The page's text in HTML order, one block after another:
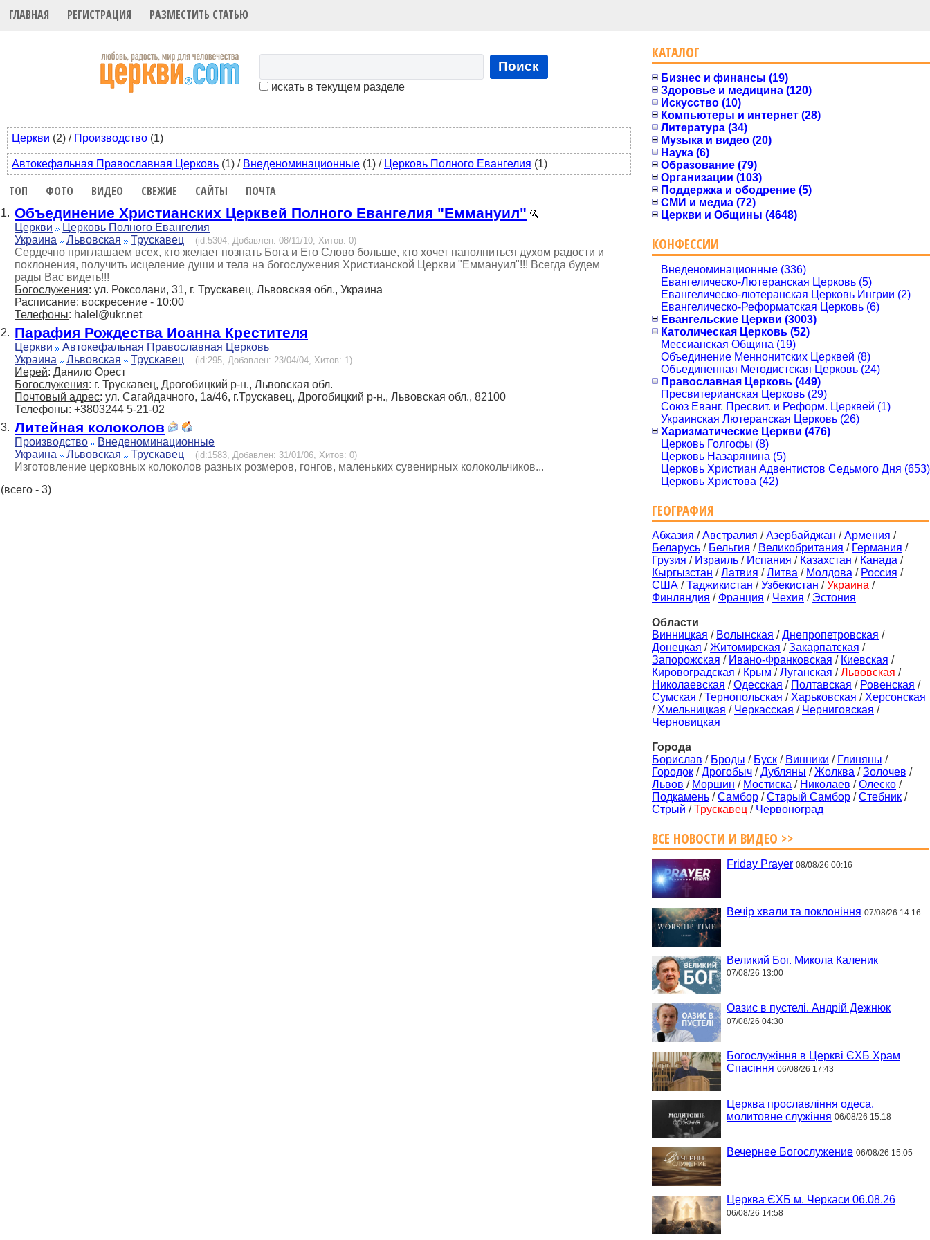
ГЛАВНАЯ РЕГИСТРАЦИЯ РАЗМЕСТИТЬ СТАТЬЮ
Поиск
искать в текущем разделе
Церкви (2) / Производство (1)
Автокефальная Православная Церковь (1) / Внеденоминационные (1) / Церковь Полного Евангелия (1)
ТОП ФОТО ВИДЕО СВЕЖИЕ САЙТЫ ПОЧТА
1. Объединение Христианских Церквей Полного Евангелия "Еммануил"
Церкви
Церковь Полного Евангелия
Украина
Львовская Трускавец (id:5304, Добавлен: 08/11/10, Хитов: 0)
Сердечно приглашаем всех, кто желает познать Бога и Его Слово больше, кто хочет наполниться духом радости и
поклонения, получить исцеление души и тела на богослужения Христианской Церкви "Еммануил"!!! Всегда будем
рады Вас видеть!!!
Богослужения: ул. Роксолани, 31, г. Трускавец, Львовская обл., Украина
Расписание: воскресение - 10:00
Телефоны: halel@ukr.net
2. Парафия Рождества Иоанна Крестителя
Церкви
Автокефальная Православная Церковь
Украина
Львовская Трускавец (id:295, Добавлен: 23/04/04, Хитов: 1)
Иерей: Данило Орест
Богослужения: г. Трускавец, Дрогобицкий р-н., Львовская обл.
Почтовый адрес: ул. Сагайдачного, 1а/46, г.Трускавец, Дрогобицкий р-н., Львовская обл., 82100
Телефоны: +3803244 5-21-02
3. Литейная колоколов
Производство
Внеденоминационные
Украина
Львовская Трускавец (id:1583, Добавлен: 31/01/06, Хитов: 0)
Изготовление церковных колоколов разных розмеров, гонгов, маленьких сувенирных колокольчиков...
(всего - 3)
КАТАЛОГ
Бизнес и финансы (19)
Здоровье и медицина (120)
Искусство (10)
Компьютеры и интернет (28)
Литература (34)
Музыка и видео (20)
Наука (6)
Образование (79)
Организации (103)
Поддержка и ободрение (5)
СМИ и медиа (72)
Церкви и Общины (4648)
КОНФЕССИИ
Внеденоминационные (336)
Евангелическо-Лютеранская Церковь (5)
Евангелическо-лютеранская Церковь Ингрии (2)
Евангелическо-Реформатская Церковь (6)
Евангельские Церкви (3003)
Католическая Церковь (52)
Мессианская Община (19)
Объединение Меннонитских Церквей (8)
Объединенная Методистская Церковь (24)
Православная Церковь (449)
Пресвитерианская Церковь (29)
Союз Еванг. Пресвит. и Реформ. Церквей (1)
Украинская Лютеранская Церковь (26)
Харизматические Церкви (476)
Церковь Голгофы (8)
Церковь Назарянина (5)
Церковь Христиан Адвентистов Седьмого Дня (653)
Церковь Христова (42)
ГЕОГРАФИЯ
Абхазия /Австралия /Азербайджан /Армения /
Беларусь / Бельгия / Великобритания / Германия /
Грузия / Израиль / Испания / Казахстан / Канада /
Кыргызстан /Латвия /Литва / Молдова / Россия /
США /Таджикистан /Узбекистан /Украина /
Финляндия / Франция / Чехия / Эстония
Области
Винницкая / Волынская /Днепропетровская /
Донецкая /Житомирская /Закарпатская /
Запорожская / Ивано-Франковская / Киевская /
Кировоградская / Крым /Луганская /Львовская /
Николаевская /Одесская / Полтавская / Ровенская /
Сумская /Тернопольская / Харьковская / Херсонская
/ Хмельницкая / Черкасская / Черниговская /
Черновицкая
Города
Борислав / Броды / Буск / Винники / Глиняны /
Городок /Дрогобыч /Дубляны /Жолква /Золочев /
Львов / Моршин / Мостиска / Николаев /Олеско /
Подкамень /Самбор /Старый Самбор /Стебник /
Стрый /Трускавец / Червоноград
ВСЕ НОВОСТИ И ВИДЕО >>
Friday Prayer 08/08/26 00:16
Вечір хвали та поклоніння 07/08/26 14:16
Великий Бог. Микола Каленик
07/08/26 13:00
Оазис в пустелі. Андрій Дежнюк
07/08/26 04:30
Богослужіння в Церкві ЄХБ Храм
Спасіння 06/08/26 17:43
Церква прославління одеса.
молитовне служіння 06/08/26 15:18
Вечернее Богослужение 06/08/26 15:05
Церква ЄХБ м. Черкаси 06.08.26
06/08/26 14:58